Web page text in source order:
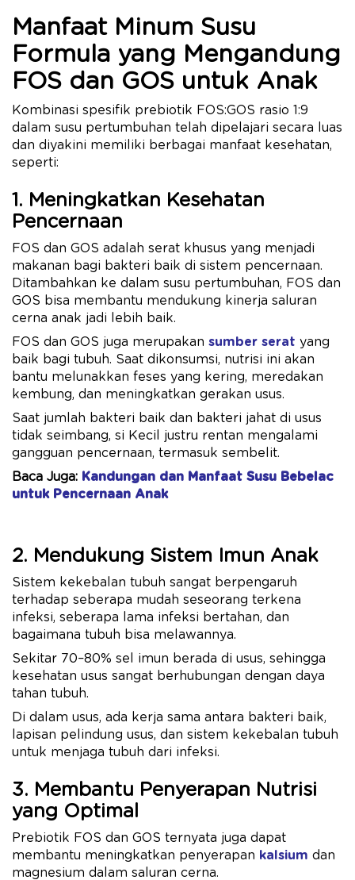
Manfaat Minum Susu
Formula yang Mengandung
FOS dan GOS untuk Anak
Kombinasi spesifik prebiotik FOS:GOS rasio 1:9
dalam susu pertumbuhan telah dipelajari secara luas
dan diyakini memiliki berbagai manfaat kesehatan,
seperti:
1. Meningkatkan Kesehatan
Pencernaan
FOS dan GOS adalah serat khusus yang menjadi
makanan bagi bakteri baik di sistem pencernaan.
Ditambahkan ke dalam susu pertumbuhan, FOS dan
GOS bisa membantu mendukung kinerja saluran
cerna anak jadi lebih baik.
FOS dan GOS juga merupakan sumber serat yang
baik bagi tubuh. Saat dikonsumsi, nutrisi ini akan
bantu melunakkan feses yang kering, meredakan
kembung, dan meningkatkan gerakan usus.
Saat jumlah bakteri baik dan bakteri jahat di usus
tidak seimbang, si Kecil justru rentan mengalami
gangguan pencernaan, termasuk sembelit.
Baca Juga: Kandungan dan Manfaat Susu Bebelac
untuk Pencernaan Anak
2. Mendukung Sistem Imun Anak
Sistem kekebalan tubuh sangat berpengaruh
terhadap seberapa mudah seseorang terkena
infeksi, seberapa lama infeksi bertahan, dan
bagaimana tubuh bisa melawannya.
Sekitar 70–80% sel imun berada di usus, sehingga
kesehatan usus sangat berhubungan dengan daya
tahan tubuh.
Di dalam usus, ada kerja sama antara bakteri baik,
lapisan pelindung usus, dan sistem kekebalan tubuh
untuk menjaga tubuh dari infeksi.
3. Membantu Penyerapan Nutrisi
yang Optimal
Prebiotik FOS dan GOS ternyata juga dapat
membantu meningkatkan penyerapan kalsium dan
magnesium dalam saluran cerna.